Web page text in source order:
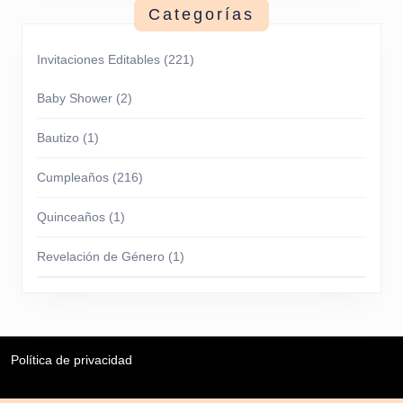
Categorías
Invitaciones Editables (221)
Baby Shower (2)
Bautizo (1)
Cumpleaños (216)
Quinceaños (1)
Revelación de Género (1)
Política de privacidad